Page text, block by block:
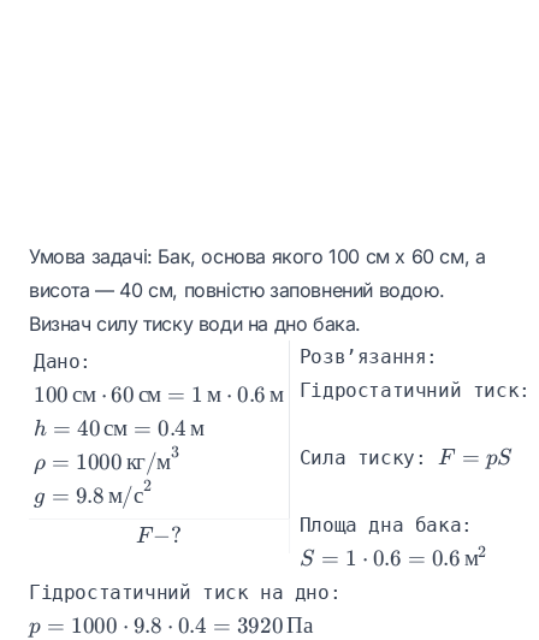
Умова задачі: Бак, основа якого 100 см х 60 см, а
висота — 40 см, повністю заповнений водою.
Визнач силу тиску води на дно бака.
Дано:
100 \, \text{см} \cdot 60 \, \text{см} = 1 \,
100см ⋅ 60см = 1 м ⋅ 0.6м
h = 40 \, \text{см} = 0.4 \, \text{м}
h = 40см = 0.4м
\rho = 1000 \, \text{кг/м}^3
ρ = 1000кг/м3
g = 9.8 \, \text{м/с}^2
g = 9.8м/с2
F - ?
F−?
Розв’язання:
Гідростатичний
Сила тиску: F = p S
F = pS
Площа дна бака:
S = 1 \cdot 0.6 = 0.6
S = 1 ⋅ 0.6 = 0.6м2
Гідростатичний тиск на дно:
p = 1000 \cdot 9.8 \cdot 0.4 = 3920 \, \text{Па}
p = 1000 ⋅ 9.8 ⋅ 0.4 = 3920Па